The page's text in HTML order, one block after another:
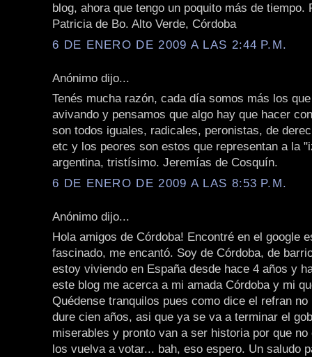
blog, ahora que tengo un poquito más de tiempo.
Patricia de Bo. Alto Verde, Córdoba
6 DE ENERO DE 2009 A LAS 2:44 P.M.
Anónimo dijo...
Tenés mucha razón, cada día somos más los
avivando y pensamos que algo hay que hacer
son todos iguales, radicales, peronistas, de
etc y los peores son estos que representan a la
argentina, tristísimo. Jeremías de Cosquín.
6 DE ENERO DE 2009 A LAS 8:53 P.M.
Anónimo dijo...
Hola amigos de Córdoba! Encontré en el google
fascinado, me encantó. Soy de Córdoba, de
estoy viviendo en España desde hace 4 años y
este blog me acerca a mi amada Córdoba y mi
Quédense tranquilos pues como dice el refran no
dure cien años, asi que ya se va a terminar el
miserables y pronto van a ser historia por que no
los vuelva a votar... bah, eso espero. Un saludo